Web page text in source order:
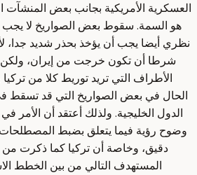
العسكرية الأمريكية بجانب بعض المنشآت
هو السمة. سقوط بعض الصواريخ لا
نظري أيضا يجب أن يؤخذ بحذر شديد جدا،
شرطا أن تكون خرجت من إيران،
الأطراف التي تريد توريط كلا من
الحال في بعض الصواريخ التي قد
الدول الخليجية. ولذلك أعتقد أن الأمر
وضوح رؤية فيما يتعلق بضبط
دقيق، وخاصة أن تركيا كما ذكرت
المستهدف التالي من بين الخطط